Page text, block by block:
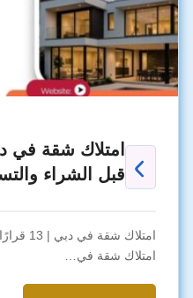
قبل الشراء
امتلاك
امتلاك شقة في…